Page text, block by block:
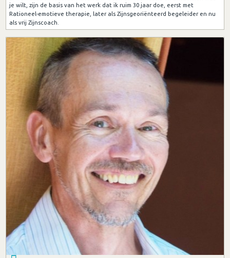
je wilt, zijn de basis van het werk dat ik ruim 30 jaar doe, eerst met
Rationeel-emotieve therapie, later als Zijnsgeoriënteerd begeleider en nu
als vrij Zijnscoach.